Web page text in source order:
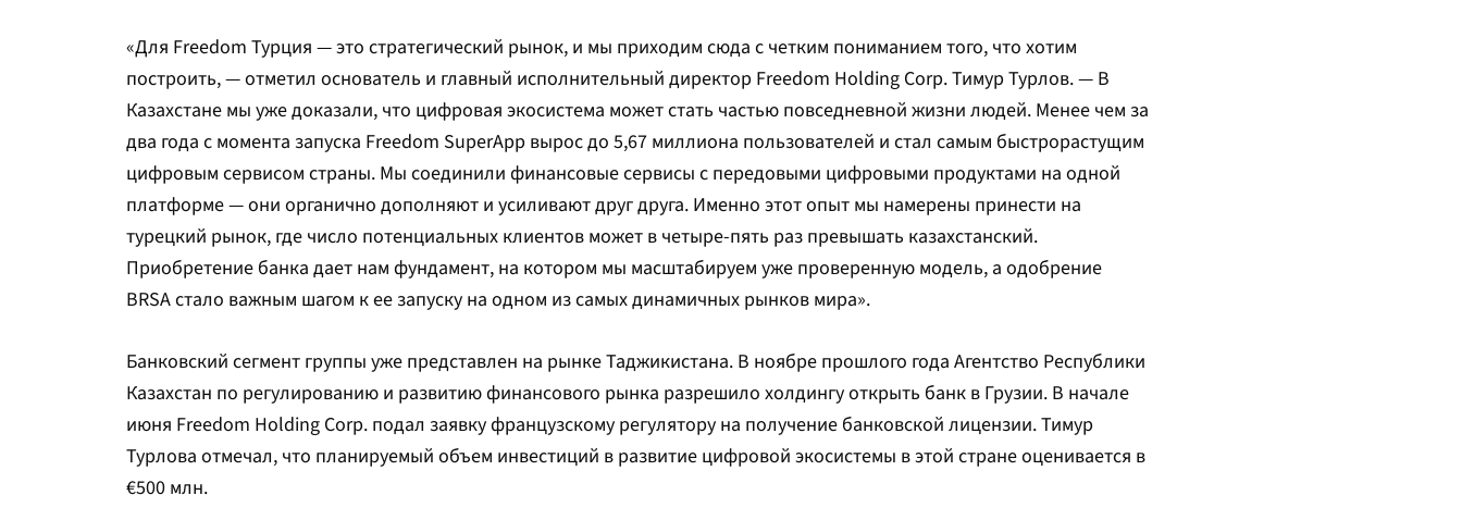
«Для Freedom Турция — это стратегический рынок, и мы приходим сюда с четким пониманием того, что хотим
построить, — отметил основатель и главный исполнительный директор Freedom Holding Corp. Тимур Турлов. — В
Казахстане мы уже доказали, что цифровая экосистема может стать частью повседневной жизни людей. Менее чем за
два года с момента запуска Freedom SuperApp вырос до 5,67 миллиона пользователей и стал самым быстрорастущим
цифровым сервисом страны. Мы соединили финансовые сервисы с передовыми цифровыми продуктами на одной
платформе — они органично дополняют и усиливают друг друга. Именно этот опыт мы намерены принести на
турецкий рынок, где число потенциальных клиентов может в четыре-пять раз превышать казахстанский.
Приобретение банка дает нам фундамент, на котором мы масштабируем уже проверенную модель, а одобрение
BRSA стало важным шагом к ее запуску на одном из самых динамичных рынков мира».
Банковский сегмент группы уже представлен на рынке Таджикистана. В ноябре прошлого года Агентство Республики
Казахстан по регулированию и развитию финансового рынка разрешило холдингу открыть банк в Грузии. В начале
июня Freedom Holding Corp. подал заявку французскому регулятору на получение банковской лицензии. Тимур
Турлова отмечал, что планируемый объем инвестиций в развитие цифровой экосистемы в этой стране оценивается в
€500 млн.